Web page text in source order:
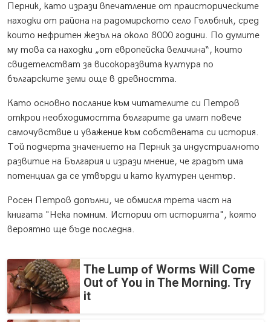
Перник, като изрази впечатление от праисторическите
находки от района на радомирското село Гълъбник, сред
които нефритен жезъл на около 8000 години. По думите
му това са находки „от европейска величина“, които
свидетелстват за високоразвита култура по
българските земи още в древността.
Като основно послание към читателите си Петров
открои необходимостта българите да имат повече
самочувствие и уважение към собствената си история.
Той подчерта значението на Перник за индустриалното
развитие на България и изрази мнение, че градът има
потенциал да се утвърди и като културен център.
Росен Петров допълни, че обмисля трета част на
книгата "Нека помним. Истории от историята", която
вероятно ще бъде последна.
The Lump of Worms Will Come
Out of You in The Morning. Try
it